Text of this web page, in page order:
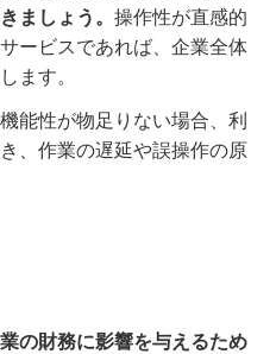
ましょう。 操作性が直感的
ービスであれば、企業全体
ます。
能性が物足りない場合、利
、作業の遅延や誤操作の原
の財務に影響を与えるため